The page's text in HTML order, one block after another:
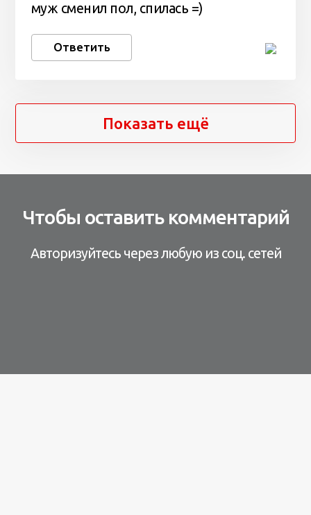
муж сменил пол, спилась =)
Ответить
Показать ещё
Чтобы оставить комментарий
Авторизуйтесь через любую из соц. сетей